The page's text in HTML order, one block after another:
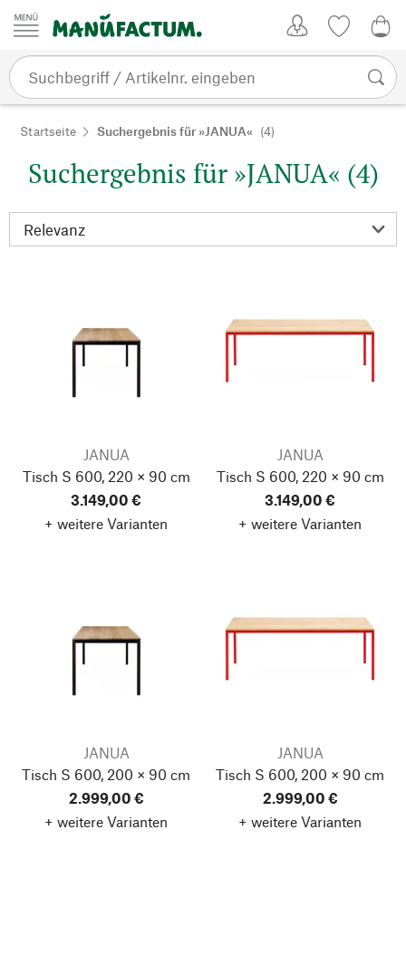
Zum Inhalt springen
Startseite Suchergebnis für »JANUA« (4)
Suchergebnis für »JANUA« (4)
JANUA
Tisch S 600, 220 × 90 cm
3.149,00 €
+ weitere Varianten
JANUA
Tisch S 600, 220 × 90 cm
3.149,00 €
+ weitere Varianten
JANUA
Tisch S 600, 200 × 90 cm
2.999,00 €
+ weitere Varianten
JANUA
Tisch S 600, 200 × 90 cm
2.999,00 €
+ weitere Varianten